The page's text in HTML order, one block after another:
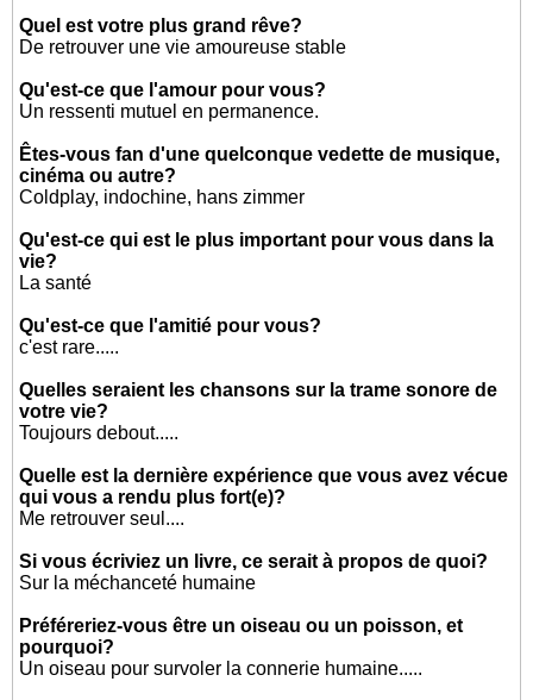
Quel est votre plus grand rêve?
De retrouver une vie amoureuse stable
Qu'est-ce que l'amour pour vous?
Un ressenti mutuel en permanence.
Êtes-vous fan d'une quelconque vedette de musique,
cinéma ou autre?
Coldplay, indochine, hans zimmer
Qu'est-ce qui est le plus important pour vous dans la
vie?
La santé
Qu'est-ce que l'amitié pour vous?
c'est rare.....
Quelles seraient les chansons sur la trame sonore de
votre vie?
Toujours debout.....
Quelle est la dernière expérience que vous avez vécue
qui vous a rendu plus fort(e)?
Me retrouver seul....
Si vous écriviez un livre, ce serait à propos de quoi?
Sur la méchanceté humaine
Préféreriez-vous être un oiseau ou un poisson, et
pourquoi?
Un oiseau pour survoler la connerie humaine.....